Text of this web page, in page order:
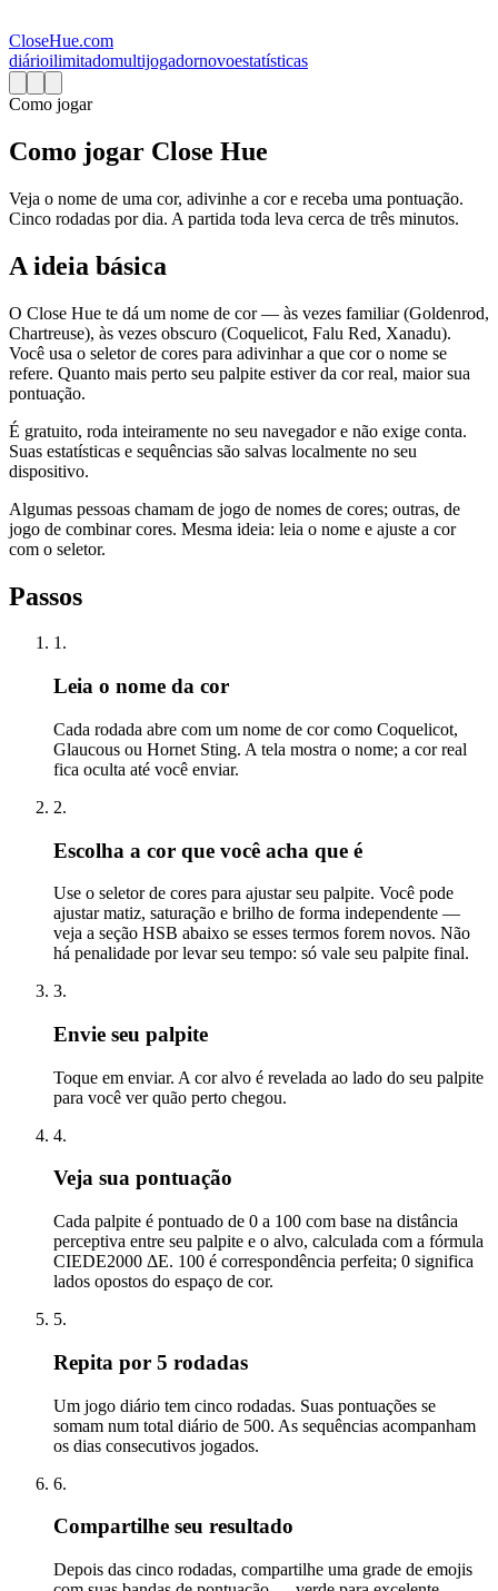
CloseHue.com
diárioilimitadomultijogadornovoestatísticas
Como jogar
Como jogar Close Hue
Veja o nome de uma cor, adivinhe a cor e receba uma pontuação.
Cinco rodadas por dia. A partida toda leva cerca de três minutos.
A ideia básica
O Close Hue te dá um nome de cor — às vezes familiar (Goldenrod,
Chartreuse), às vezes obscuro (Coquelicot, Falu Red, Xanadu).
Você usa o seletor de cores para adivinhar a que cor o nome se
refere. Quanto mais perto seu palpite estiver da cor real, maior sua
pontuação.
É gratuito, roda inteiramente no seu navegador e não exige conta.
Suas estatísticas e sequências são salvas localmente no seu
dispositivo.
Algumas pessoas chamam de jogo de nomes de cores; outras, de
jogo de combinar cores. Mesma ideia: leia o nome e ajuste a cor
com o seletor.
Passos
1.
Leia o nome da cor
Cada rodada abre com um nome de cor como Coquelicot,
Glaucous ou Hornet Sting. A tela mostra o nome; a cor real
fica oculta até você enviar.
2.
Escolha a cor que você acha que é
Use o seletor de cores para ajustar seu palpite. Você pode
ajustar matiz, saturação e brilho de forma independente —
veja a seção HSB abaixo se esses termos forem novos. Não
há penalidade por levar seu tempo: só vale seu palpite final.
3.
Envie seu palpite
Toque em enviar. A cor alvo é revelada ao lado do seu palpite
para você ver quão perto chegou.
4.
Veja sua pontuação
Cada palpite é pontuado de 0 a 100 com base na distância
perceptiva entre seu palpite e o alvo, calculada com a fórmula
CIEDE2000 ΔE. 100 é correspondência perfeita; 0 significa
lados opostos do espaço de cor.
5.
Repita por 5 rodadas
Um jogo diário tem cinco rodadas. Suas pontuações se
somam num total diário de 500. As sequências acompanham
os dias consecutivos jogados.
6.
Compartilhe seu resultado
Depois das cinco rodadas, compartilhe uma grade de emojis